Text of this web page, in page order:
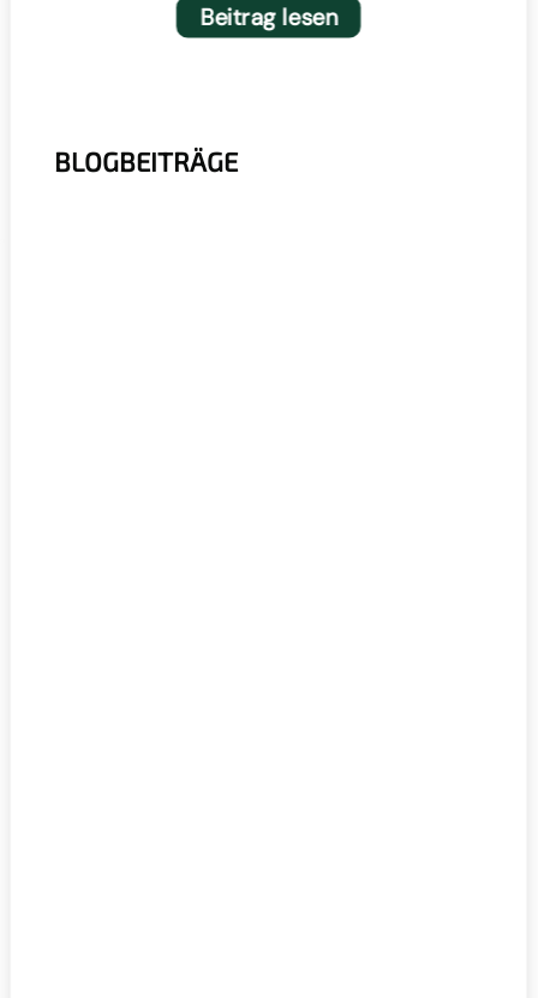
BLOGBEITRÄGE
Beitrag lesen